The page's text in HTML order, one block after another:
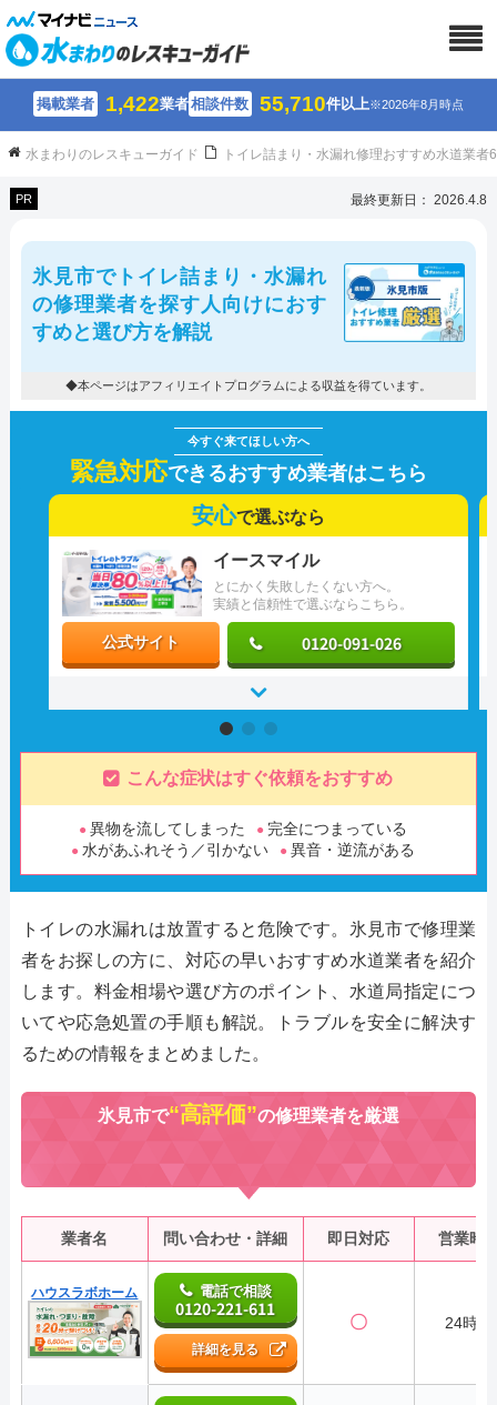
掲載業者 1,422業者相談件数 55,710件以上※2026年8月時点
水まわりのレスキューガイド トイレ詰まり・水漏れ修理おすすめ水道業
PR 最終更新日： 2026.4.8
氷見市でトイレ詰まり・水漏れ
の修理業者を探す人向けにおす
すめと選び方を解説
◆本ページはアフィリエイトプログラムによる収益を得ています。
緊急対応できるおすすめ業者はこちら
安心で選ぶなら
とにかく失敗したくない方へ。
実績と信頼性で選ぶならこちら。
イースマイル
公式サイト 0120-091-026
こんな症状はすぐ依頼をおすすめ
異物を流してしまった
完全につまっている
水があふれそう／引かない
異音・逆流がある
トイレの水漏れは放置すると危険です。氷見市で修理業
者をお探しの方に、対応の早いおすすめ水道業者を紹介
します。料金相場や選び方のポイント、水道局指定につ
いてや応急処置の手順も解説。トラブルを安全に解決す
るための情報をまとめました。
氷見市で“高評価”の修理業者を厳選
業者名 問い合わせ・詳細 即日対応 営業時
ハウスラボホーム 電話で相談
0120-221-611
詳細を見る
〇 24時間